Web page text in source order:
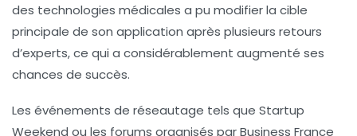
des technologies médicales a pu modifier la cible
principale de son application après plusieurs retours
d’experts, ce qui a considérablement augmenté ses
chances de succès.
Les événements de réseautage tels que Startup
Weekend ou les forums organisés par Business France